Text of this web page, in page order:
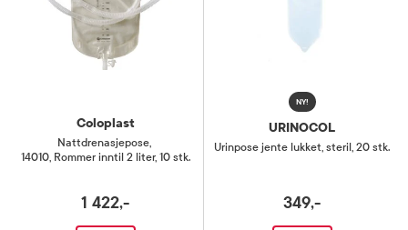
Coloplast
Nattdrenasjepose,
14010, Rommer inntil 2 liter, 10 stk.
1 422,-
NY!
URINOCOL
Urinpose jente lukket, steril , 20 stk.
349,-